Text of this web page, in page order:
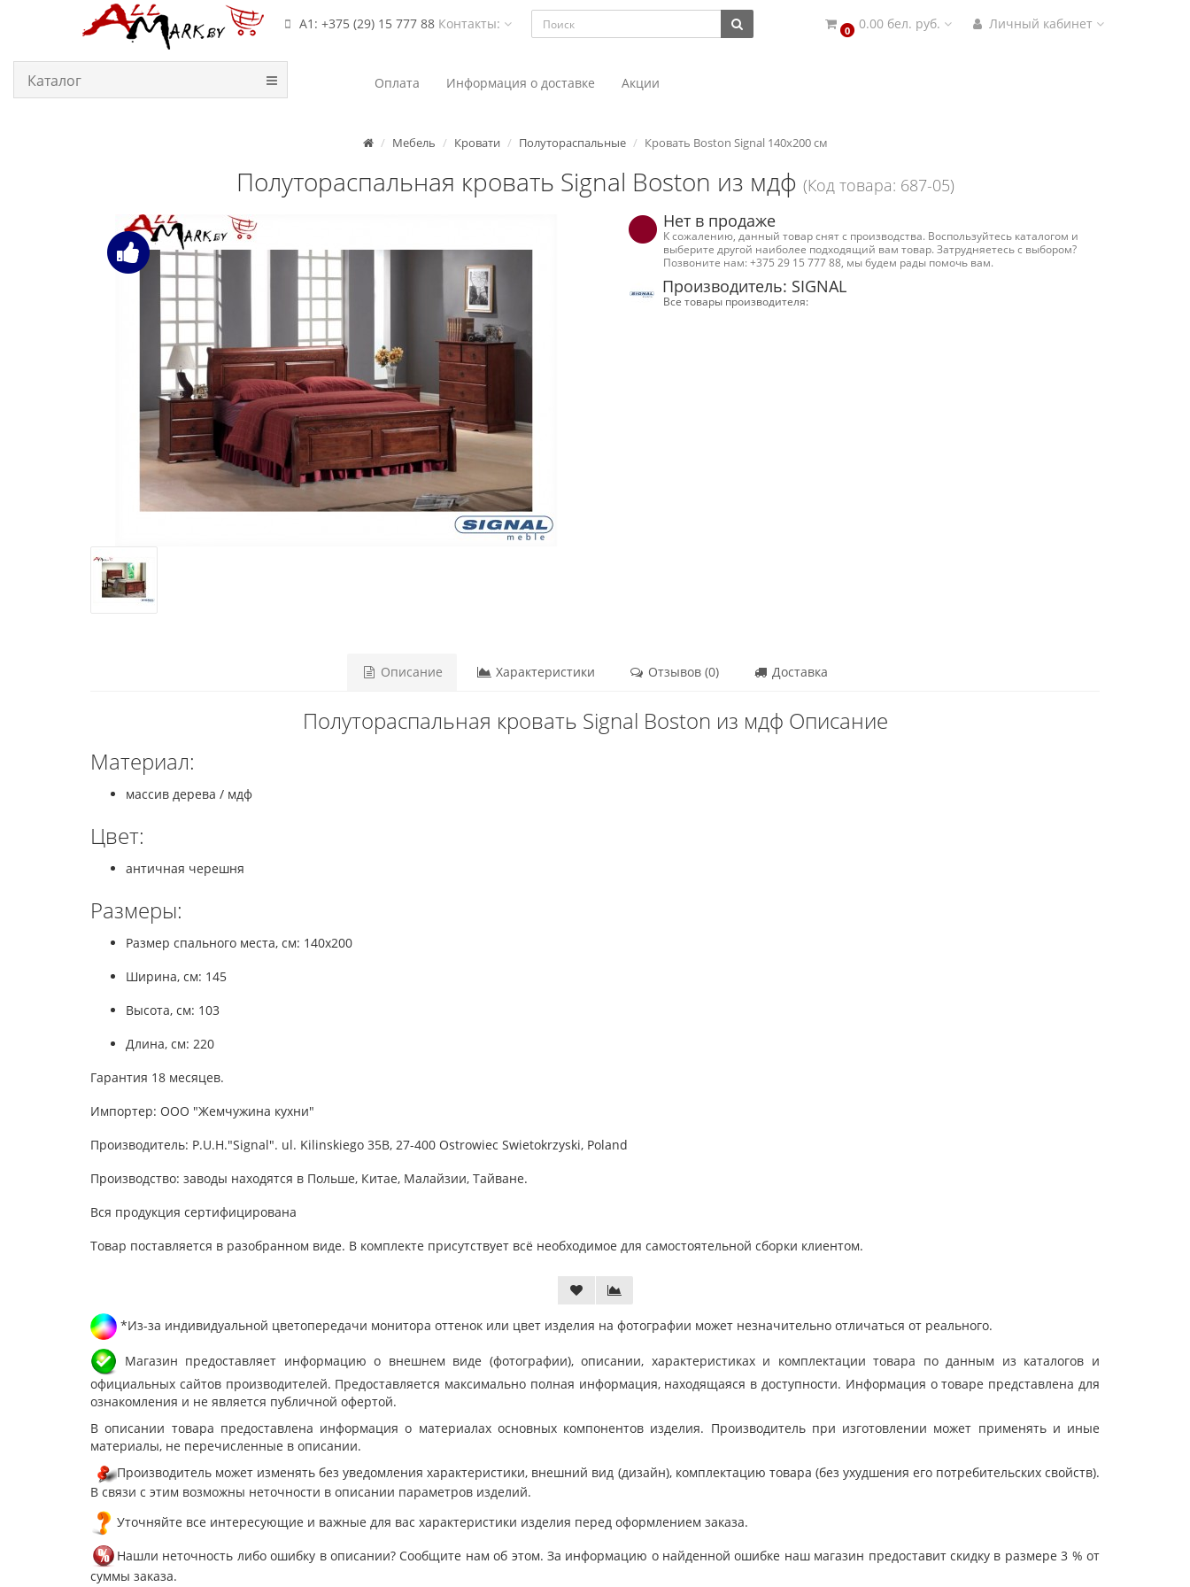
А1: +375 (29) 15 777 88 Контакты: 0 0.00 бел. руб. Личный кабинет
Каталог Оплата Информация о доставке Акции
Мебель Кровати Полутораспальные Кровать Boston Signal 140x200 см
Полутораспальная кровать Signal Boston из мдф (Код товара: 687-05)
Нет в продаже
К сожалению, данный товар снят с производства. Воспользуйтесь каталогом и
выберите другой наиболее подходящий вам товар. Затрудняетесь с выбором?
Позвоните нам: +375 29 15 777 88, мы будем рады помочь вам.
Производитель: SIGNAL
Все товары производителя:
Описание Характеристики Отзывов (0) Доставка
Полутораспальная кровать Signal Boston из мдф Описание
Материал:
массив дерева / мдф
Цвет:
античная черешня
Размеры:
Размер спального места, см: 140x200
Ширина, см: 145
Высота, см: 103
Длина, см: 220
Гарантия 18 месяцев.
Импортер: ООО "Жемчужина кухни"
Производитель: P.U.H."Signal". ul. Kilinskiego 35B, 27-400 Ostrowiec Swietokrzyski, Poland
Производство: заводы находятся в Польше, Китае, Малайзии, Тайване.
Вся продукция сертифицирована
Товар поставляется в разобранном виде. В комплекте присутствует всё необходимое для самостоятельной сборки клиентом.
*Из-за индивидуальной цветопередачи монитора оттенок или цвет изделия на фотографии может незначительно отличаться от реального.
Магазин предоставляет информацию о внешнем виде (фотографии), описании, характеристиках и комплектации товара по данным из каталогов и
официальных сайтов производителей. Предоставляется максимально полная информация, находящаяся в доступности. Информация о товаре представлена для
ознакомления и не является публичной офертой.
В описании товара предоставлена информация о материалах основных компонентов изделия. Производитель при изготовлении может применять и иные
материалы, не перечисленные в описании.
Производитель может изменять без уведомления характеристики, внешний вид (дизайн), комплектацию товара (без ухудшения его потребительских свойств).
В связи с этим возможны неточности в описании параметров изделий.
Уточняйте все интересующие и важные для вас характеристики изделия перед оформлением заказа.
Нашли неточность либо ошибку в описании? Сообщите нам об этом. За информацию о найденной ошибке наш магазин предоставит скидку в размере 3 % от
суммы заказа.